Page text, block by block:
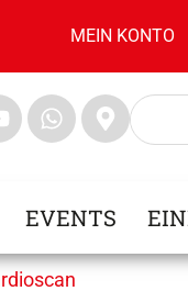
MEIN KONTO
EVENTS